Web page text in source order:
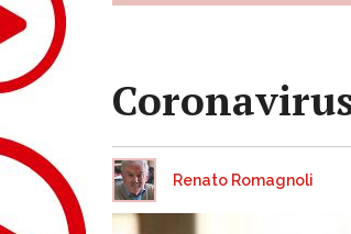
Renato Romagnoli